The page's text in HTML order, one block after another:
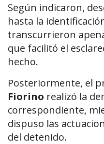
Según indicaron,
hasta la
transcurrieron
que facilitó el
hecho.
Posteriormente, el
Fiorino realizó la
correspondiente,
dispuso las
del detenido.